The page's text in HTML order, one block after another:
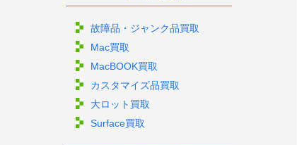
故障品・ジャンク品買取
Mac買取
MacBOOK買取
カスタマイズ品買取
大ロット買取
Surface買取